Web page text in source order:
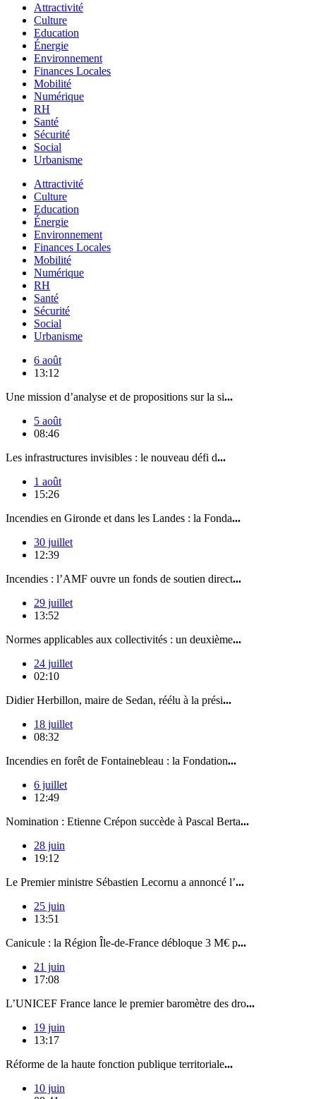
Attractivité
Culture
Education
Énergie
Environnement
Finances Locales
Mobilité
Numérique
RH
Santé
Sécurité
Social
Urbanisme
Attractivité
Culture
Education
Énergie
Environnement
Finances Locales
Mobilité
Numérique
RH
Santé
Sécurité
Social
Urbanisme
6 août
13:12
Une mission d’analyse et de propositions sur la si...
5 août
08:46
Les infrastructures invisibles : le nouveau défi d...
1 août
15:26
Incendies en Gironde et dans les Landes : la Fonda...
30 juillet
12:39
Incendies : l’AMF ouvre un fonds de soutien direct...
29 juillet
13:52
Normes applicables aux collectivités : un deuxième...
24 juillet
02:10
Didier Herbillon, maire de Sedan, réélu à la prési...
18 juillet
08:32
Incendies en forêt de Fontainebleau : la Fondation...
6 juillet
12:49
Nomination : Etienne Crépon succède à Pascal Berta...
28 juin
19:12
Le Premier ministre Sébastien Lecornu a annoncé l’...
25 juin
13:51
Canicule : la Région Île-de-France débloque 3 M€ p...
21 juin
17:08
L’UNICEF France lance le premier baromètre des dro...
19 juin
13:17
Réforme de la haute fonction publique territoriale...
10 juin